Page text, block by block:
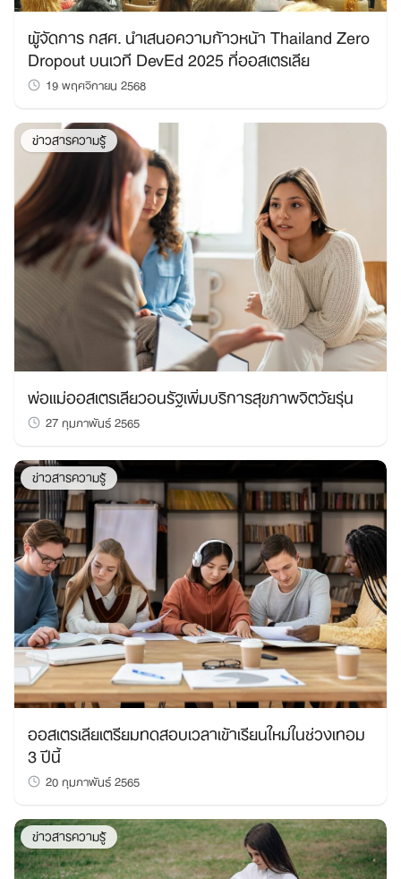
ผู้จัดการ กสศ. นำเสนอความก้าวหน้า Thailand Zero
Dropout บนเวที DevEd 2025 ที่ออสเตรเลีย
19 พฤศจิกายน 2568
ข่าวสารความรู้
พ่อแม่ออสเตรเลียวอนรัฐเพิ่มบริการสุขภาพจิตวัยรุ่น
27 กุมภาพันธ์ 2565
ข่าวสารความรู้
ออสเตรเลียเตรียมทดสอบเวลาเข้าเรียนใหม่ในช่วงเทอม
3 ปีนี้
20 กุมภาพันธ์ 2565
ข่าวสารความรู้